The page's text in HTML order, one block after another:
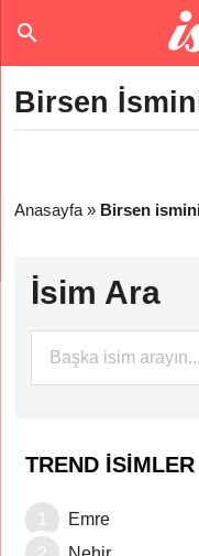
Birsen
Anasayfa » Birsen
İsim Ara
TREND İSIMLER
Emre